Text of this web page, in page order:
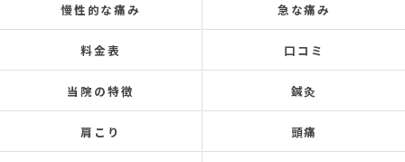
慢性的な痛み 急な痛み
料金表 口コミ
当院の特徴 鍼灸
肩こり 頭痛